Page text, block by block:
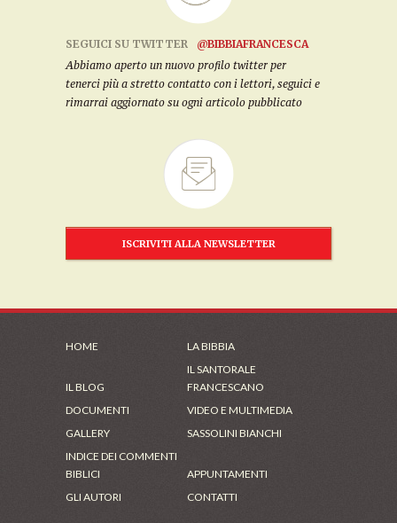
SEGUICI SU TWITTER
@BIBBIAFRANCESCA
Abbiamo aperto un nuovo profilo twitter per
tenerci più a stretto contatto con i lettori, seguici e
rimarrai aggiornato su ogni articolo pubblicato
ISCRIVITI ALLA NEWSLETTER
HOME LA BIBBIA
IL BLOG
IL SANTORALE
FRANCESCANO
DOCUMENTI
VIDEO E MULTIMEDIA
GALLERY
SASSOLINI BIANCHI
INDICE DEI COMMENTI
BIBLICI
APPUNTAMENTI
GLI AUTORI
CONTATTI